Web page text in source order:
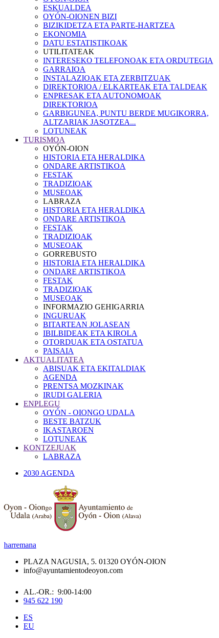
ESKUALDEA
OYÓN-OIONEN BIZI
BIZIKIDETZA ETA PARTE-HARTZEA
EKONOMIA
DATU ESTATISTIKOAK
UTILITATEAK
INTERESEKO TELEFONOAK ETA ORDUTEGIA
GARRAIOA
INSTALAZIOAK ETA ZERBITZUAK
DIREKTORIOA / ELKARTEAK ETA TALDEAK
ENPRESAK ETA AUTONOMOAK
DIREKTORIOA
GARBIGUNEA, PUNTU BERDE MUGIKORRA,
ALTZARIAK JASOTZEA...
LOTUNEAK
TURISMOA
OYÓN-OION
HISTORIA ETA HERALDIKA
ONDARE ARTISTIKOA
FESTAK
TRADIZIOAK
MUSEOAK
LABRAZA
HISTORIA ETA HERALDIKA
ONDARE ARTISTIKOA
FESTAK
TRADIZIOAK
MUSEOAK
GORREBUSTO
HISTORIA ETA HERALDIKA
ONDARE ARTISTIKOA
FESTAK
TRADIZIOAK
MUSEOAK
INFORMAZIO GEHIGARRIA
INGURUAK
BITARTEAN JOLASEAN
IBILBIDEAK ETA KIROLA
OTORDUAK ETA OSTATUA
PAISAIA
AKTUALITATEA
ABISUAK ETA EKITALDIAK
AGENDA
PRENTSA MOZKINAK
IRUDI GALERIA
ENPLEGU
OYÓN - OIONGO UDALA
BESTE BATZUK
IKASTAROEN
LOTUNEAK
KONTZEJUAK
LABRAZA
2030 AGENDA
harremana
PLAZA NAGUSIA, 5. 01320 OYÓN-OION
info@ayuntamientodeoyon.com
AL.-OR.: 9:00-14:00
945 622 190
ES
EU